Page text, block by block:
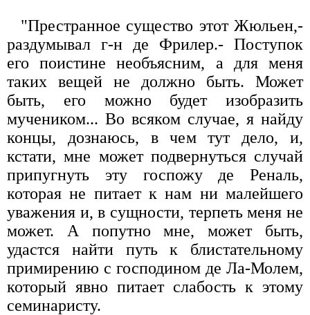
"Престранное существо этот Жюльен,-
раздумывал г-н де Фрилер.- Поступок
его поистине необъясним, а для меня
таких вещей не должно быть. Может
быть, его можно будет изобразить
мучеником... Во всяком случае, я найду
концы, дознаюсь, в чем тут дело, и,
кстати, мне может подвернуться случай
припугнуть эту госпожу де Реналь,
которая не питает к нам ни малейшего
уважения и, в сущности, терпеть меня не
может. А попутно мне, может быть,
удастся найти путь к блистательному
примирению с господином де Ла-Молем,
который явно питает слабость к этому
семинаристу.